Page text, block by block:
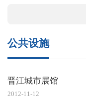
公共设施
晋江城市展馆
2012-11-12